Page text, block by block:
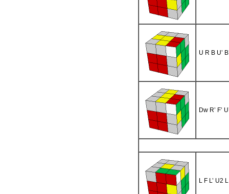
U R B U’
Dw R’ F’
L F L’ U2